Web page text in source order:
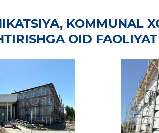
KOMMUNAL
OID FAOLIYAT